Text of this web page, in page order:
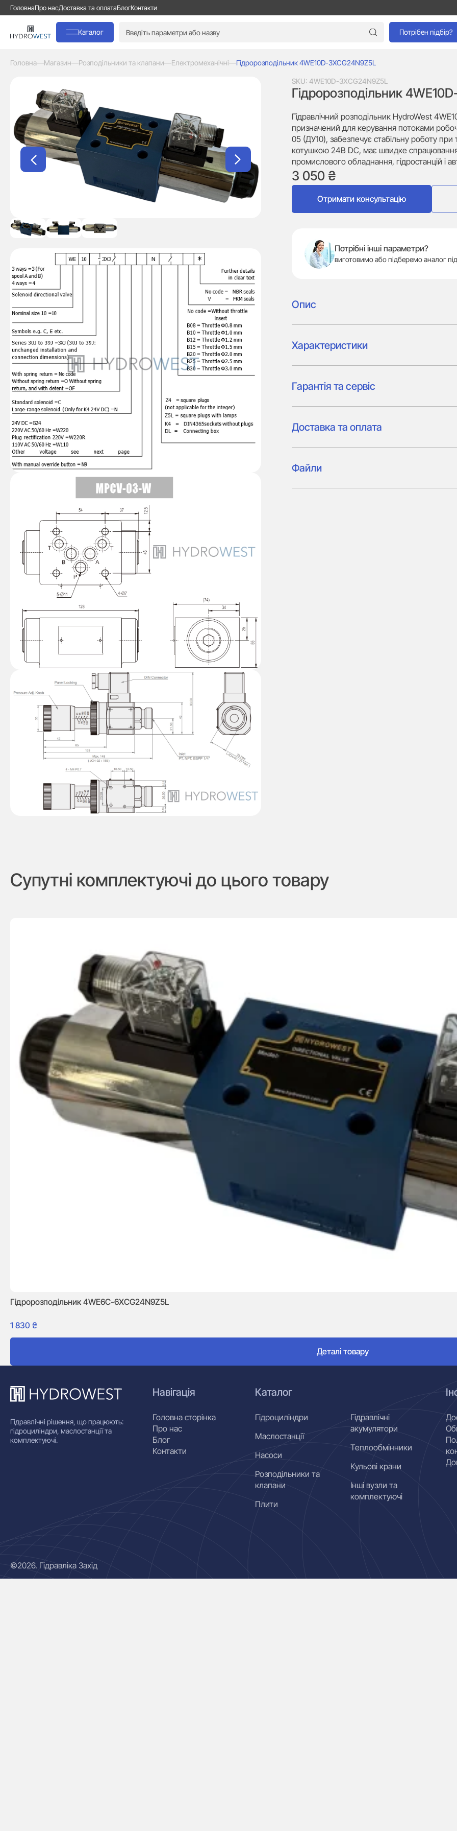
ГоловнаПро насДоставка та оплатаБлогКонтакти
Каталог Потрібен підбір?
Головна—Магазин—Розподільники та клапани—Електромеханічні—Гідророзподільник 4WE10D-3XCG24N9Z5L
SKU: 4WE10D-3XCG24N9Z5L
Гідророзподільник
Гідравлічний розподільник HydroWest
призначений для керування потоками
05 (ДУ10), забезпечує стабільну роботу
котушкою 24В DC, має швидке спрацювання
промислового обладнання, гідростанцій і
3 050 ₴
Отримати консультацію
Потрібні інші параметри?
виготовимо або підберемо аналог
Опис
Характеристики
Гарантія та сервіс
Доставка та оплата
Файли
Супутні комплектуючі до цього товару
Гідророзподільник 4WE6C-6XCG24N9Z5L
1 830 ₴
Деталі товару
Гідравлічні рішення, що працюють:
гідроциліндри, маслостанції та
комплектуючі.
Навігація
Головна сторінка
Про нас
Блог
Контакти
Каталог
Гідроциліндри
Маслостанції
Насоси
Розподільники та
клапани
Плити
Гідравлічні
акумулятори
Теплообмінники
Кульові крани
Інші вузли та
комплектуючі
©2026. Гідравліка Захід